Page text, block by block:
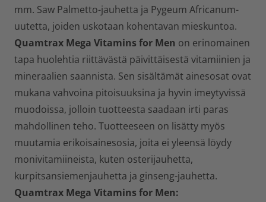
mm. Saw Palmetto-jauhetta ja Pygeum Africanum-
uutetta, joiden uskotaan kohentavan mieskuntoa.
Quamtrax Mega Vitamins for Men on erinomainen
tapa huolehtia riittävästä päivittäisestä vitamiinien ja
mineraalien saannista. Sen sisältämät ainesosat ovat
mukana vahvoina pitoisuuksina ja hyvin imeytyvissä
muodoissa, jolloin tuotteesta saadaan irti paras
mahdollinen teho. Tuotteeseen on lisätty myös
muutamia erikoisainesosia, joita ei yleensä löydy
monivitamiineista, kuten osterijauhetta,
kurpitsansiemenjauhetta ja ginseng-jauhetta.
Quamtrax Mega Vitamins for Men: